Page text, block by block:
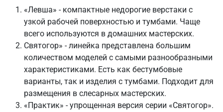
«Левша» - компактные недорогие верстаки с
узкой рабочей поверхностью и тумбами. Чаще
всего используются в домашних мастерских.
Святогор» - линейка представлена большим
количеством моделей с самыми разнообразными
характеристиками. Есть как бестумбовые
варианты, так и изделия с тумбами. Подходит для
размещения в слесарных мастерских.
«Практик» - упрощенная версия серии «Святогор».